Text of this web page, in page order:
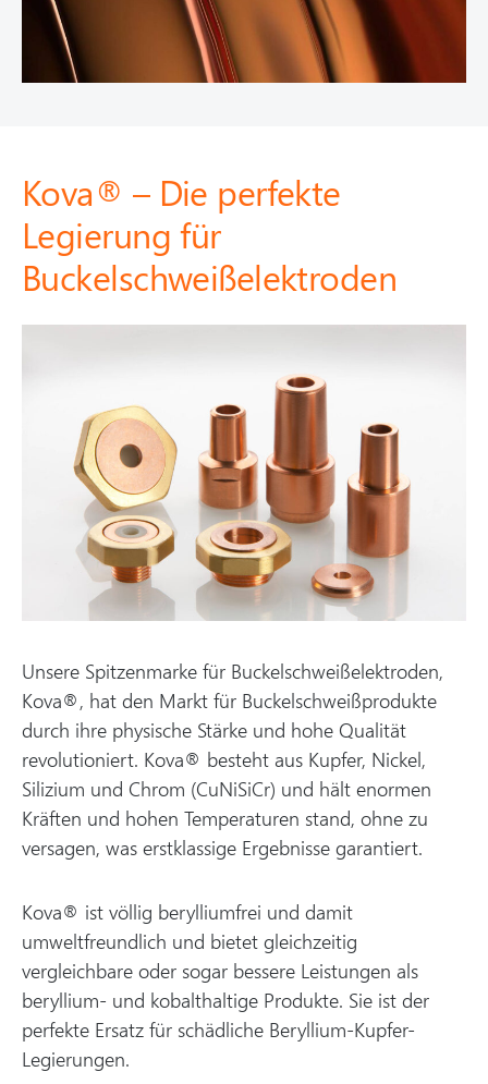
Kova® – Die perfekte
Legierung für
Buckelschweißelektroden
Unsere Spitzenmarke für Buckelschweißelektroden,
Kova®, hat den Markt für Buckelschweißprodukte
durch ihre physische Stärke und hohe Qualität
revolutioniert. Kova® besteht aus Kupfer, Nickel,
Silizium und Chrom (CuNiSiCr) und hält enormen
Kräften und hohen Temperaturen stand, ohne zu
versagen, was erstklassige Ergebnisse garantiert.
Kova® ist völlig berylliumfrei und damit
umweltfreundlich und bietet gleichzeitig
vergleichbare oder sogar bessere Leistungen als
beryllium- und kobalthaltige Produkte. Sie ist der
perfekte Ersatz für schädliche Beryllium-Kupfer-
Legierungen.